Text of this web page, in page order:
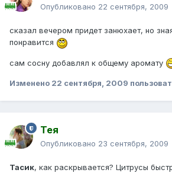
Опубликовано 22 сентября, 2009
сказал вечером придет занюхает, но
понравится
сам сосну добавлял к общему аромату
Изменено 22 сентября, 2009
Тея
Опубликовано 23 сентября, 2009
Тасик, как раскрывается? Цитрусы